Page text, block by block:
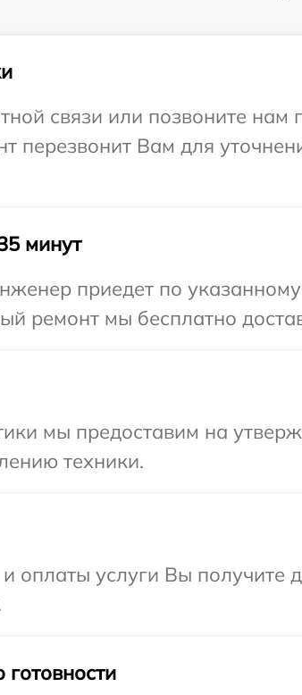
связи или позвоните нам
перезвонит Вам для
минут
приедет по
ремонт мы бесплатно
мы предоставим на
техники.
оплаты услуги Вы получите